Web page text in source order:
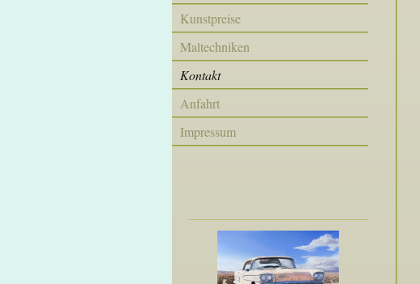
Kunstpreise
Maltechniken
Kontakt
Anfahrt
Impressum